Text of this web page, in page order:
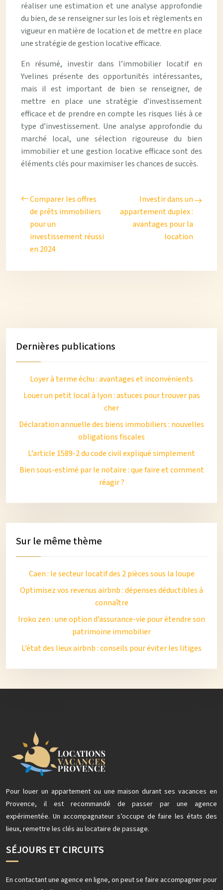
réaliser une estimation et une analyse approfondie
du bien, de se renseigner sur les lois et règlements en
vigueur en matière de location et de mettre en place
une stratégie de gestion locative efficace.
En résumé, investir dans l’immobilier locatif en
Yvelines présente des opportunités intéressantes,
mais il est important de bien se renseigner, de
mettre en place une stratégie d’investissement
efficace et de prendre en compte les risques liés à ce
type d’investissement. Une analyse approfondie du
marché local, une sélection rigoureuse du bien
immobilier et une gestion locative efficace sont des
éléments clés pour maximiser les chances de succès.
Comparer les offres
de prêts immobiliers
pour un
investissement réussi
en 2024
Investir dans un
appartement duplex :
avantages pour la
location
Dernières publications
Loyer à terme échu : avantages et inconvénients
Louer un petit local à lyon : astuces pour trouver pas
cher
Déclaration annuelle des biens immobiliers : nouvelles
obligations fiscales
L’article 1589-2 du code civil expliqué simplement
Bien sous-estimé par le notaire : que faire et comment
réagir ?
Sur le même thème
Caen : le secteur locatif des 2 pièces sous la loupe
Optimisez vos revenus airbnb : dépenses déductibles à
connaître
Iroko zen : une option d’assurance-vie pour étendre son
patrimoine immobilier
L’état des lieux airbnb : conseils pour éviter les litiges
Pour louer un appartement ou une maison durant ses vacances en
Provence, il est recommandé de passer par une agence
expérimentée. Un accompagnateur s’occupe de faire les états des
lieux, remettre les clés au locataire de passage.
SÉJOURS ET CIRCUITS
En contactant une agence en ligne, on peut se faire accompagner pour